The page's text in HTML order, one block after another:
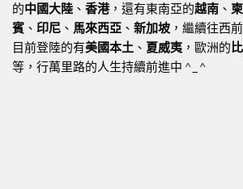
的中國大陸 、 香港，還有東南亞的越南 、
賓 、 印尼 、 馬來西亞 、 新加坡 ，繼續往西
目前登陸的有美國本土 、 夏威夷 ，歐洲的
等，行萬里路的人生持續前進中 ^_^